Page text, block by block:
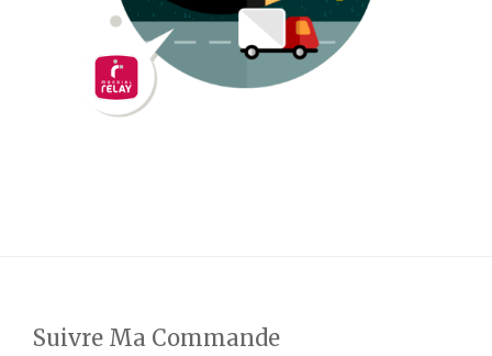
Suivre Ma Commande